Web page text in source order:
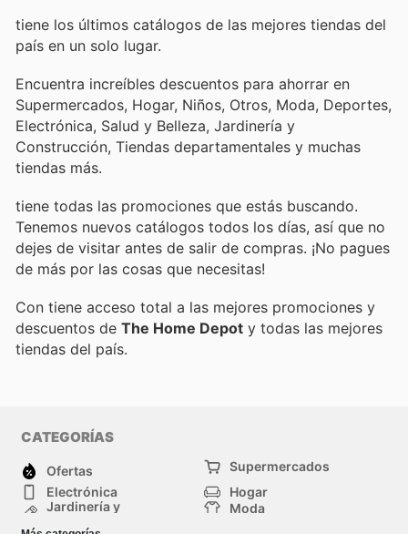
tiene los últimos catálogos de las mejores tiendas del
país en un solo lugar.
Encuentra increíbles descuentos para ahorrar en
Supermercados, Hogar, Niños, Otros, Moda, Deportes,
Electrónica, Salud y Belleza, Jardinería y
Construcción, Tiendas departamentales y muchas
tiendas más.
tiene todas las promociones que estás buscando.
Tenemos nuevos catálogos todos los días, así que no
dejes de visitar antes de salir de compras. ¡No pagues
de más por las cosas que necesitas!
Con tiene acceso total a las mejores promociones y
descuentos de The Home Depot y todas las mejores
tiendas del país.
CATEGORÍAS
Ofertas
Supermercados
Electrónica
Hogar
Jardinería y
Moda